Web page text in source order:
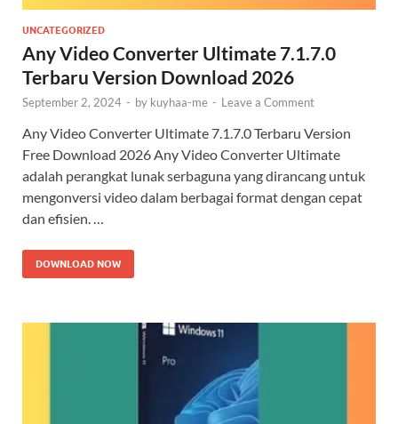
UNCATEGORIZED
Any Video Converter Ultimate 7.1.7.0
Terbaru Version Download 2026
September 2, 2024 - by kuyhaa-me - Leave a Comment
Any Video Converter Ultimate 7.1.7.0 Terbaru Version
Free Download 2026 Any Video Converter Ultimate
adalah perangkat lunak serbaguna yang dirancang untuk
mengonversi video dalam berbagai format dengan cepat
dan efisien. …
DOWNLOAD NOW